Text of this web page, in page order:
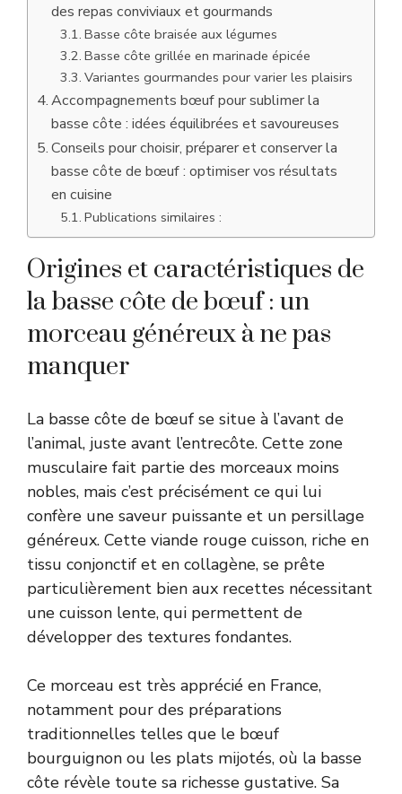
des repas conviviaux et gourmands
Basse côte braisée aux légumes
Basse côte grillée en marinade épicée
Variantes gourmandes pour varier les plaisirs
Accompagnements bœuf pour sublimer la
basse côte : idées équilibrées et savoureuses
Conseils pour choisir, préparer et conserver la
basse côte de bœuf : optimiser vos résultats
en cuisine
Publications similaires :
Origines et caractéristiques de
la basse côte de bœuf : un
morceau généreux à ne pas
manquer
La basse côte de bœuf se situe à l’avant de
l’animal, juste avant l’entrecôte. Cette zone
musculaire fait partie des morceaux moins
nobles, mais c’est précisément ce qui lui
confère une saveur puissante et un persillage
généreux. Cette viande rouge cuisson, riche en
tissu conjonctif et en collagène, se prête
particulièrement bien aux recettes nécessitant
une cuisson lente, qui permettent de
développer des textures fondantes.
Ce morceau est très apprécié en France,
notamment pour des préparations
traditionnelles telles que le bœuf
bourguignon ou les plats mijotés, où la basse
côte révèle toute sa richesse gustative. Sa